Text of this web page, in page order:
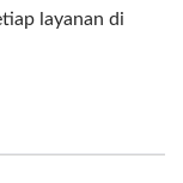
layanan di